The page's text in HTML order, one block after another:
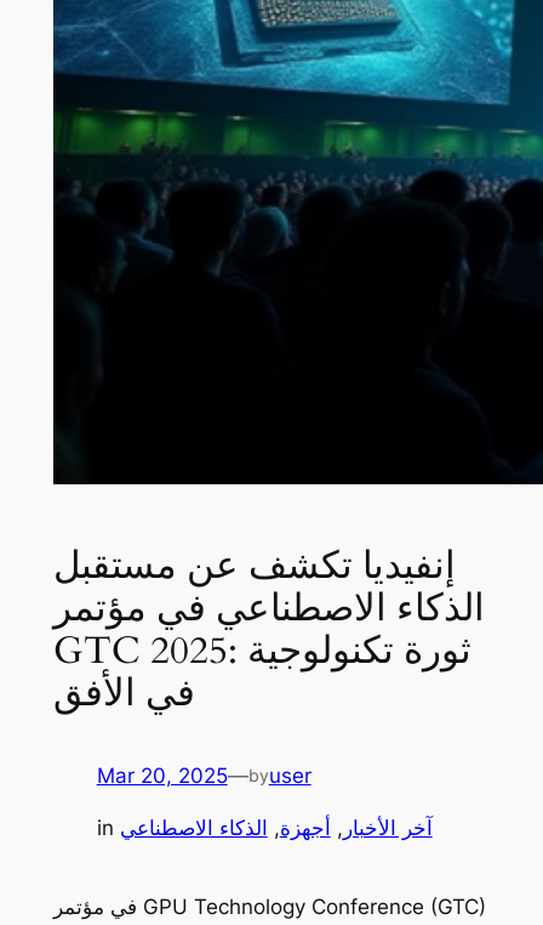
إنفيديا تكشف عن مستقبل
الذكاء الاصطناعي في مؤتمر
GTC 2025: ثورة تكنولوجية
في الأفق
Mar 20, 2025—byuser
in آخر الأخبار , أجهزة, الذكاء الاصطناعي
في مؤتمر GPU Technology Conference (GTC)